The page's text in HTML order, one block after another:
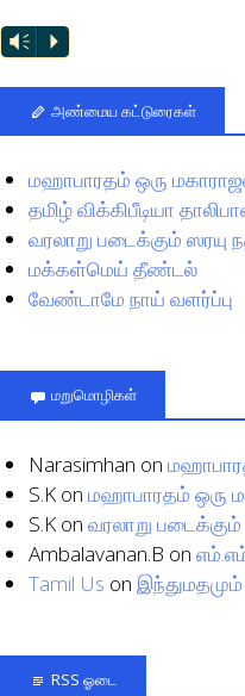
Vm P
அண்மைய கட்டுரைகள்
மஹாபாரதம் ஒரு
தமிழ் விக்கிபீடியா
வரலாறு படைக்கும் ஸரயு
மக்கள்மெய் தீண்டல்
வேண்டாமே நாய் வளர்ப்பு
மறுமொழிகள்
Narasimhan on
S.K on மஹாபாரதம் ஒரு
S.K on வரலாறு படைக்கும்
Ambalavanan.B on
Tamil Us on இந்துமதமும்
RSS ஓடை